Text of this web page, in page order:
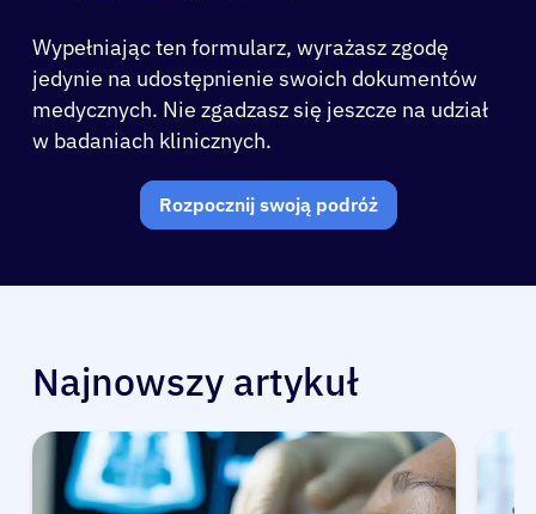
Wypełniając ten formularz, wyrażasz zgodę
jedynie na udostępnienie swoich dokumentów
medycznych. Nie zgadzasz się jeszcze na udział
w badaniach klinicznych.
Rozpocznij swoją podróż
Najnowszy artykuł